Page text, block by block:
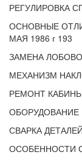
РЕГУЛИРОВКА
ОСНОВНЫЕ
МАЯ 1986 г 193
ЗАМЕНА
МЕХАНИЗМ
РЕМОНТ КАБИНЫ
ОБОРУДОВАНИЕ
СВАРКА
ОСОБЕННОСТИ